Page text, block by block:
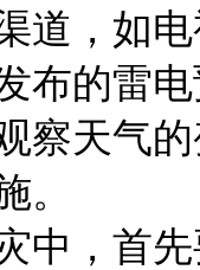
道，如
布的雷
察天气
。
中，首